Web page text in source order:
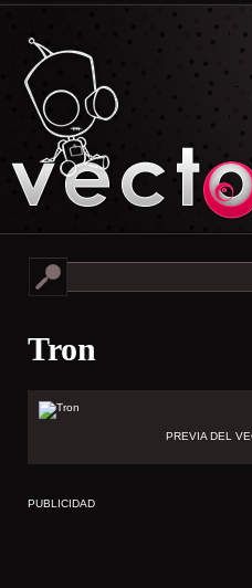
Tron
PREVIA DEL
PUBLICIDAD